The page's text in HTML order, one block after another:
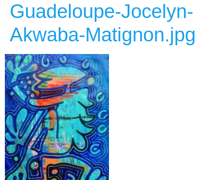
Guadeloupe-Jocelyn-
Akwaba-Matignon.jpg